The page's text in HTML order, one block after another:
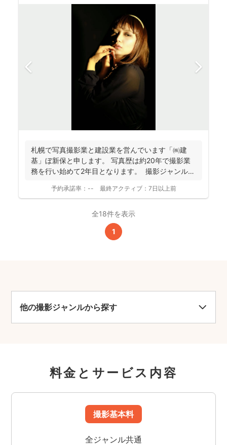
札幌で写真撮影業と建設業を営んでいます「㈱建
基」ぼ新保と申します。 写真歴は約20年で撮影業
務を行い始めて2年目となります。 撮影ジャンルは
予約承諾率： -- 最終アクティブ： 7日以上前
全18件を表示
1
他の撮影ジャンルから探す
料金とサービス内容
撮影基本料
全ジャンル共通